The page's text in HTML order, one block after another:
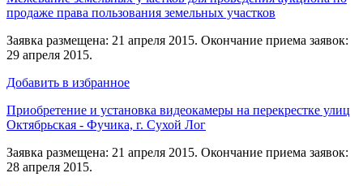
продаже права пользования земельных участков
Заявка размещена: 21 апреля 2015. Окончание приема заявок:
29 апреля 2015.
Добавить в избранное
Приобретение и установка видеокамеры на перекрестке улиц
Октябрьская - Фучика, г. Сухой Лог
Заявка размещена: 21 апреля 2015. Окончание приема заявок:
28 апреля 2015.